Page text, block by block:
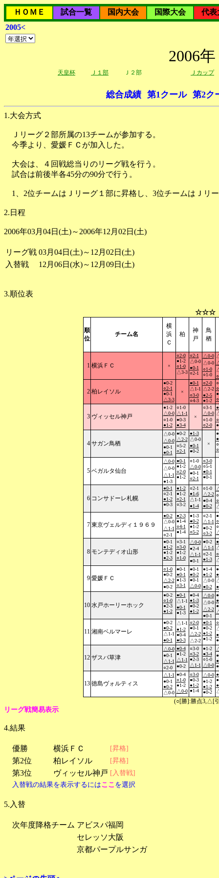
ＨＯＭＥ 試合一覧 国内大会 国際大会
代表
2005<
2006
天皇杯 Ｊ１部 Ｊ２部 Ｊカップ
総合成績 第1クール 第2ク
1.大会方式
Ｊリーグ２部所属の13チームが参加する。
今季より、愛媛ＦＣが加入した。
大会は、４回戦総当りのリーグ戦を行う。
試合は前後半各45分の90分で行う。
1、2位チームはＪリーグ１部に昇格し、3位チームはＪリ
2.日程
2006年03月04日(土)～2006年12月02日(土)
リーグ戦 03月04日(土)～12月02日(土)
入替戦
12月06日(水)～12月09日(土)
3.順位表
☆☆☆
順
位
チーム名
横
浜
Ｃ
柏
神
戸
鳥
栖
1 横浜ＦＣ ×
○2-0
●1-2
○1-0
△3-3
○2-1
△0-0
●0-1
○2-1
△0-0
△0-0
○1-0
○1-0
2 柏レイソル
●0-2
○2-1
●0-1
△3-3
×
●0-1
△1-1
○3-0
○4-3
○2-0
△2-2
●2-5
●1-2
3 ヴィッセル神戸
●1-2
△0-0
○1-0
●1-2
○1-0
△1-1
●0-3
●3-4
×
○3-1
△0-0
○1-0
○2-0
4 サガン鳥栖
△0-0
△0-0
●0-1
●0-1
●0-2
△2-2
○5-2
○2-1
●1-3
△0-0
●0-1
●0-2
×
5 ベガルタ仙台
△0-0
△0-0
△1-1
●1-3
●0-1
●1-2
○2-0
●1-2
○1-0
△0-0
●0-1
○2-1
○3-0
○5-1
●0-1
●0-1
6 コンサドーレ札幌
●0-1
○2-1
●1-2
●0-3
●1-2
●1-2
○2-1
○3-2
○2-1
●1-6
△1-1
●1-4
○1-0
△2-2
●0-4
●0-2
7 東京ヴェルディ１９６９
●0-2
△0-0
△1-1
○2-1
●2-3
●1-4
○4-1
●1-4
●1-3
●0-2
●1-2
○5-2
○2-1
△1-1
●0-2
○3-2
8 モンテディオ山形
●0-1
●1-2
●1-2
●2-3
○3-1
○3-0
●1-2
○1-0
△0-0
●2-4
△1-1
●0-1
●0-2
△1-1
○2-1
●1-3
9 愛媛ＦＣ
○1-0
●0-2
△2-2
●0-2
●0-1
●0-1
●1-3
○3-1
●0-1
●0-2
●0-1
△0-0
●1-4
●1-2
△0-0
●0-2
10 水戸ホーリーホック
●0-2
○1-0
●2-3
●1-2
●0-1
△1-1
●0-1
●1-3
●0-4
●1-3
●0-2
●1-2
△0-0
△0-0
△2-2
●0-1
11 湘南ベルマーレ
●0-2
●0-2
△1-1
●0-1
△1-1
●1-2
●0-4
●0-3
○2-0
●0-1
△2-2
△2-2
●0-1
●0-2
●1-2
●1-2
12 ザスパ草津
△0-0
●0-1
△1-1
○2-0
●0-4
●1-2
△1-1
●0-2
○3-0
○3-2
●2-3
△1-1
●1-2
●3-4
○1-0
△0-0
13 徳島ヴォルティス
△1-1
●0-1
●0-2
△0-0
●0-4
○1-0
●1-2
△0-0
○3-0
●0-3
●1-2
●1-4
△0-0
●1-2
●1-2
●0-2
(○[勝]:勝点3,△[
リーグ戦簡易表示
4.結果
優勝 横浜ＦＣ [昇格]
第2位 柏レイソル [昇格]
第3位 ヴィッセル神戸 [入替戦]
入替戦の結果を表示するにはここ を選択
5.入替
次年度降格チーム アビスパ福岡
セレッソ大阪
京都パープルサンガ